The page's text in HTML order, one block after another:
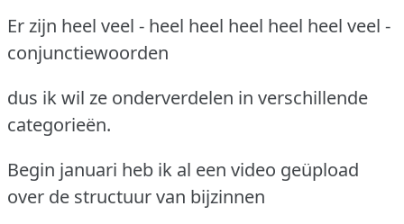
Er zijn heel veel - heel heel heel heel heel veel -
conjunctiewoorden
dus ik wil ze onderverdelen in verschillende
categorieën.
Begin januari heb ik al een video geüpload
over de structuur van bijzinnen